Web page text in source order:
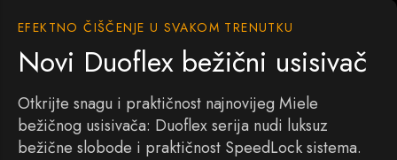
EFEKTNO ČIŠČENJE U SVAKOM TRENUTKU
Novi Duoflex bežični usisivač
Otkrijte snagu i praktičnost najnovijeg Miele
bežičnog usisivača: Duoflex serija nudi luksuz
bežične slobode i praktičnost SpeedLock sistema.